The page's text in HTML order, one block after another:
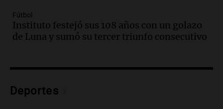
Audio.Borges, abogada de Pourrain:
"Tres hombres se lo llevaron para
hacerle preguntas y nunca regresó"
Episodios
metros del río Suquía y retiraron hasta
Fútbol
Instituto festejó sus 108 años con un golazo
de Luna y sumó su tercer triunfo consecutivo
Deportes